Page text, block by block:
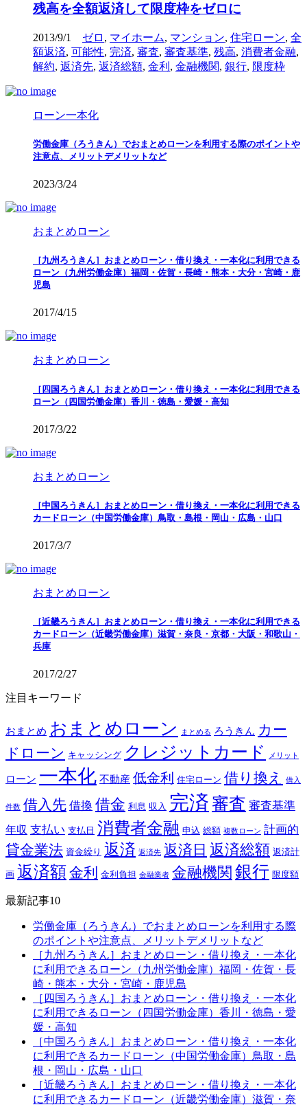
残高を全額返済して限度枠をゼロに
2013/9/1 ゼロ , マイホーム, マンション, 住宅ローン, 全
額返済, 可能性, 完済, 審査, 審査基準, 残高, 消費者金融,
解約, 返済先, 返済総額, 金利 , 金融機関, 銀行, 限度枠
ローン一本化
労働金庫（ろうきん）でおまとめローンを利用する際のポイントや
注意点、メリットデメリットなど
2023/3/24
おまとめローン
［九州ろうきん］おまとめローン・借り換え・一本化に利用できる
ローン（九州労働金庫）福岡・佐賀・長崎・熊本・大分・宮崎・鹿
児島
2017/4/15
おまとめローン
［四国ろうきん］おまとめローン・借り換え・一本化に利用できる
ローン（四国労働金庫）香川・徳島・愛媛・高知
2017/3/22
おまとめローン
［中国ろうきん］おまとめローン・借り換え・一本化に利用できる
カードローン（中国労働金庫）鳥取・島根・岡山・広島・山口
2017/3/7
おまとめローン
［近畿ろうきん］おまとめローン・借り換え・一本化に利用できる
カードローン（近畿労働金庫）滋賀・奈良・京都・大阪・和歌山・
兵庫
2017/2/27
注目キーワード
おまとめ おまとめローン まとめる ろうきん カー
ドローン キャッシング クレジットカード メリット
ローン 一本化 不動産 低金利 住宅ローン 借り換え 借入
件数 借入先 借換 借金 利息 収入 完済 審査 審査基準
年収 支払い 支払日 消費者金融 申込 総額 複数ローン 計画的
貸金業法 資金繰り 返済 返済先 返済日 返済総額 返済計
画 返済額 金利 金利負担 金融業者 金融機関 銀行 限度額
最新記事10
労働金庫（ろうきん）でおまとめローンを利用する際
のポイントや注意点、メリットデメリットなど
［九州ろうきん］おまとめローン・借り換え・一本化
に利用できるローン（九州労働金庫）福岡・佐賀・長
崎・熊本・大分・宮崎・鹿児島
［四国ろうきん］おまとめローン・借り換え・一本化
に利用できるローン（四国労働金庫）香川・徳島・愛
媛・高知
［中国ろうきん］おまとめローン・借り換え・一本化
に利用できるカードローン（中国労働金庫）鳥取・島
根・岡山・広島・山口
［近畿ろうきん］おまとめローン・借り換え・一本化
に利用できるカードローン（近畿労働金庫）滋賀・奈